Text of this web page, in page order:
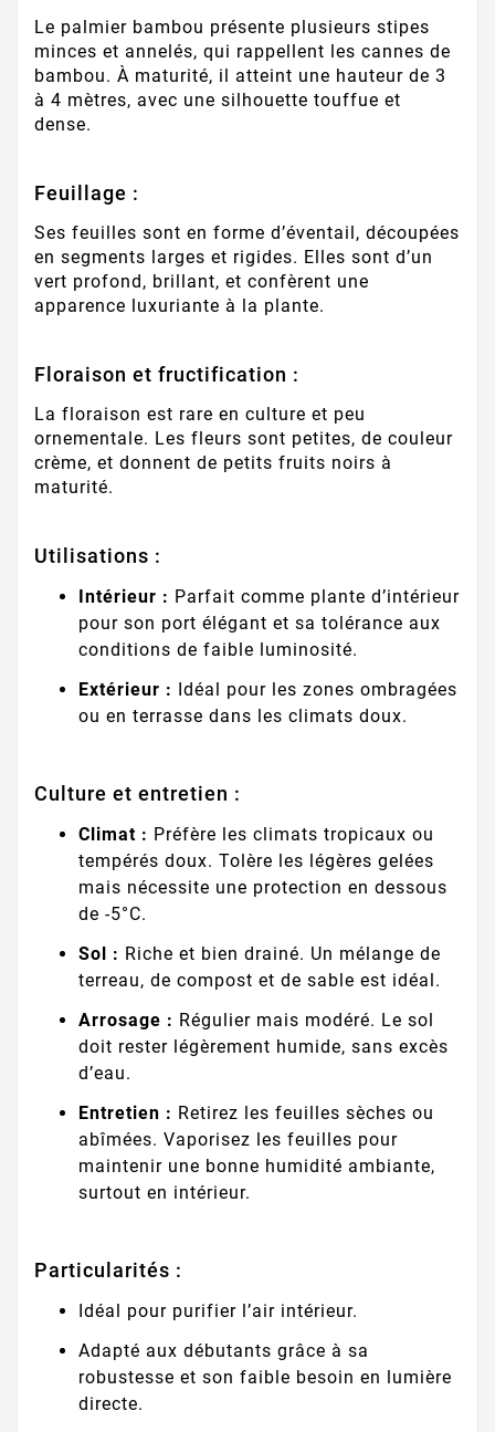
Le palmier bambou présente plusieurs stipes
minces et annelés, qui rappellent les cannes de
bambou. À maturité, il atteint une hauteur de 3
à 4 mètres, avec une silhouette touffue et
dense.
Feuillage :
Ses feuilles sont en forme d’éventail, découpées
en segments larges et rigides. Elles sont d’un
vert profond, brillant, et confèrent une
apparence luxuriante à la plante.
Floraison et fructification :
La floraison est rare en culture et peu
ornementale. Les fleurs sont petites, de couleur
crème, et donnent de petits fruits noirs à
maturité.
Utilisations :
Intérieur : Parfait comme plante d’intérieur
pour son port élégant et sa tolérance aux
conditions de faible luminosité.
Extérieur : Idéal pour les zones ombragées
ou en terrasse dans les climats doux.
Culture et entretien :
Climat : Préfère les climats tropicaux ou
tempérés doux. Tolère les légères gelées
mais nécessite une protection en dessous
de -5°C.
Sol : Riche et bien drainé. Un mélange de
terreau, de compost et de sable est idéal.
Arrosage : Régulier mais modéré. Le sol
doit rester légèrement humide, sans excès
d’eau.
Entretien : Retirez les feuilles sèches ou
abîmées. Vaporisez les feuilles pour
maintenir une bonne humidité ambiante,
surtout en intérieur.
Particularités :
Idéal pour purifier l’air intérieur.
Adapté aux débutants grâce à sa
robustesse et son faible besoin en lumière
directe.